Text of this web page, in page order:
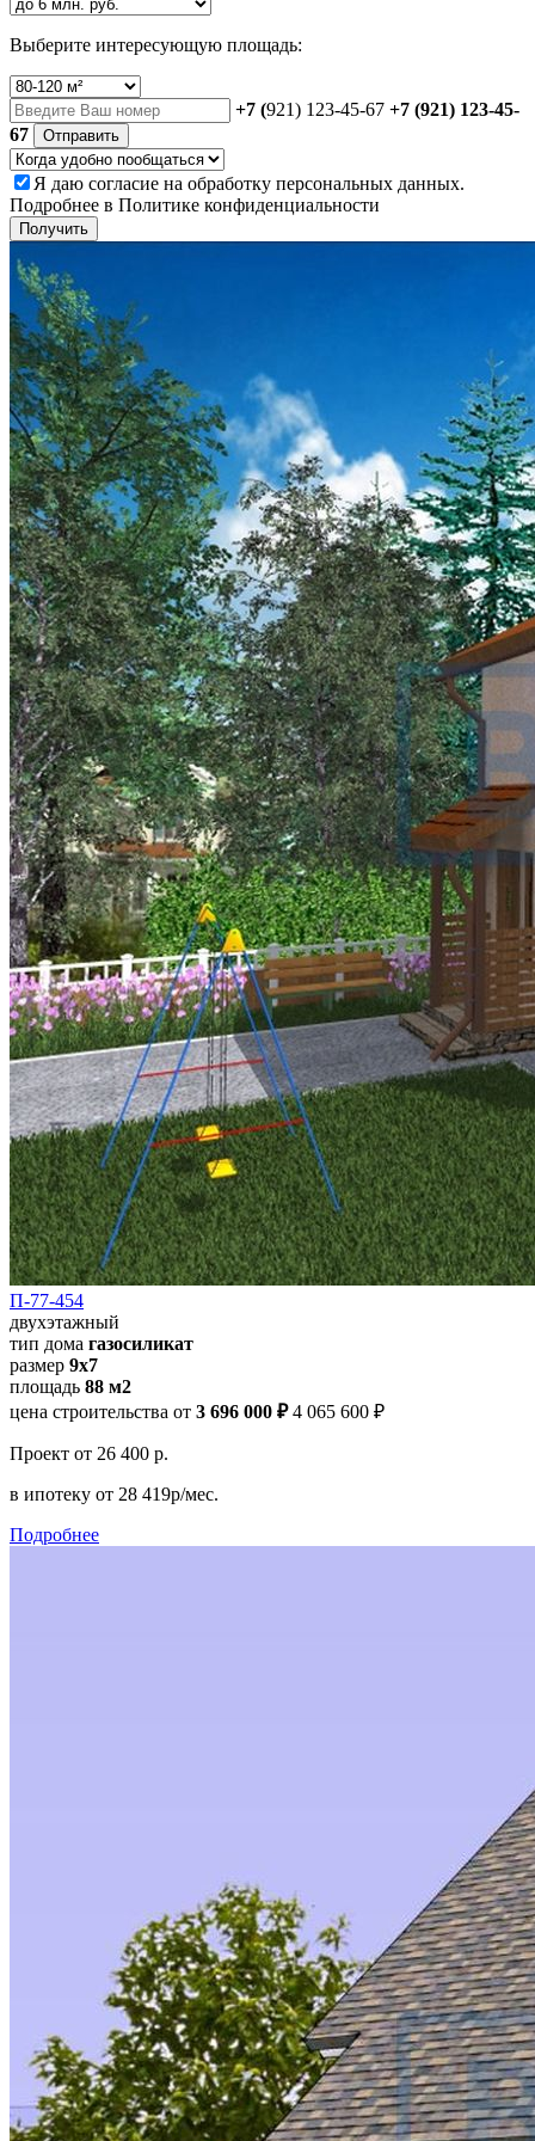
Выберите интересующую площадь:
+7 (921) 123-45-67 +7 (921) 123-45-
67
Отправить
Я даю согласие на обработку персональных данных.
Подробнее в Политике конфиденциальности
Получить
П-77-454
двухэтажный
тип дома газосиликат
размер 9х7
площадь 88 м2
цена строительства от 3 696 000 ₽ 4 065 600 ₽
Проект от 26 400 р.
в ипотеку от 28 419р/мес.
Подробнее